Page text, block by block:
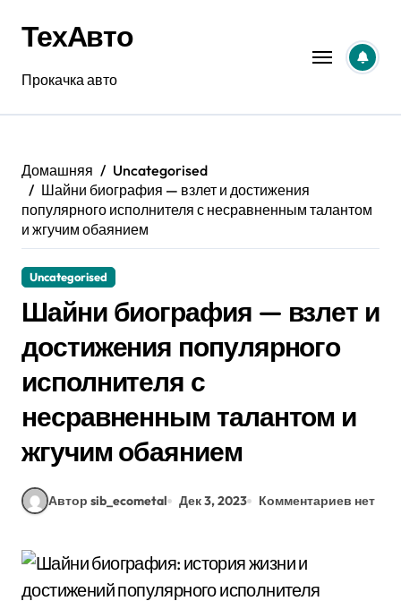
содержанию
ТехАвто
Прокачка авто
Домашняя
Uncategorised
Шайни биография — взлет и достижения
популярного исполнителя с несравненным талантом
и жгучим обаянием
Uncategorised
Шайни биография — взлет и
достижения популярного
исполнителя с
несравненным талантом и
жгучим обаянием
Автор sib_ecometal Дек 3, 2023 Комментариев нет